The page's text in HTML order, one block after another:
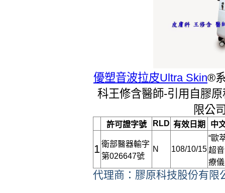
優塑音波拉皮Ultra Skin®
科王修含醫師-引用自膠
限公
許可證字號 RLD 有效日期 中
1衛部醫器輸字
第026647號
N 108/10/15
“歐
超
療儀
代理商：膠原科技股份有限